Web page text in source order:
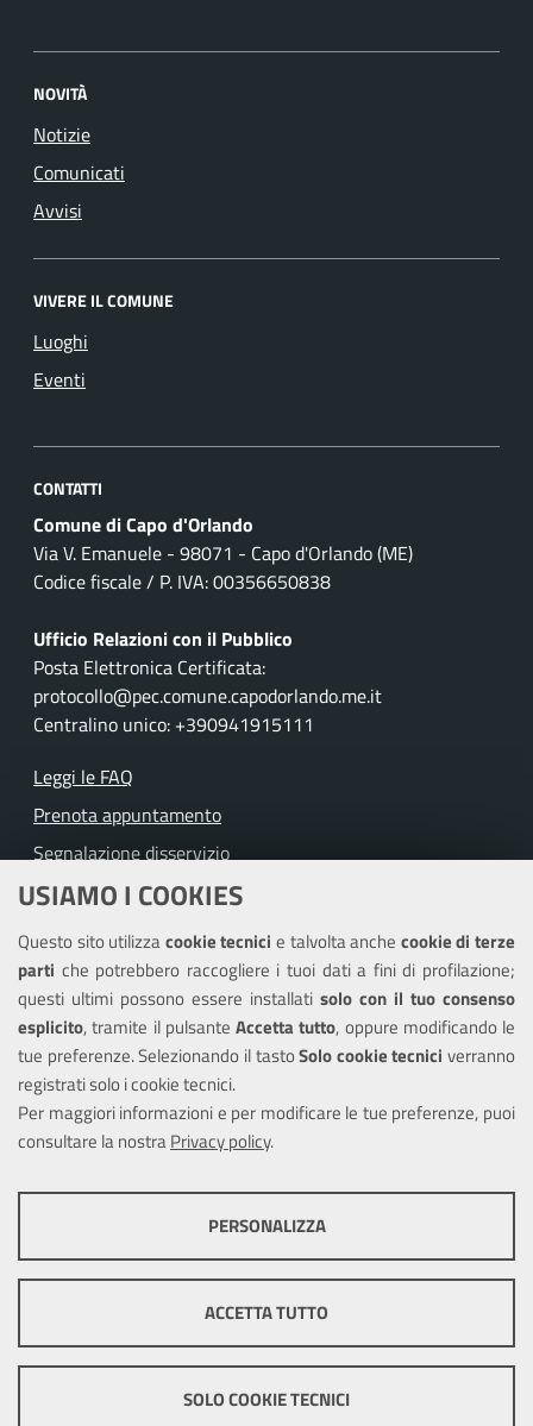
USIAMO I COOKIES
Questo sito utilizzacookie tecnicie talvolta anche cookie di terze
parti che potrebbero raccogliere i tuoi dati a fini di profilazione;
questi ultimi possono essere installati solo con il tuo consenso
esplicito, tramite il pulsante Accetta tutto, oppure modificando le
tue preferenze. Selezionando il tastoSolo cookie tecnici verranno
registrati solo i cookie tecnici.
Per maggiori informazioni e per modificare le tue preferenze, puoi
consultare la nostraPrivacy policy.
ottimale per ogni utente. Essi non raccolgono i tuoi dati e le tue
informazioni di navigazione per scopi di marketing e profilazione, e
pertanto possono essere utilizzati senza bisogno di acquisire il tuo
PERSONALIZZA
ACCETTA TUTTO
SOLO COOKIE TECNICI
NOVITÀ
Notizie
Comunicati
Avvisi
VIVERE IL COMUNE
Luoghi
Eventi
CONTATTI
Comune di Capo d'Orlando
Via V. Emanuele - 98071 - Capo d'Orlando (ME)
Codice fiscale / P. IVA: 00356650838
Ufficio Relazioni con il Pubblico
Posta Elettronica Certificata:
protocollo@pec.comune.capodorlando.me.it
Centralino unico: +390941915111
Leggi le FAQ
Prenota appuntamento
Segnalazione disservizio
Richiesta assistenza
Amministrazione trasparente
Informativa privacy
Note legali
Piano di miglioramento del sito
Dichiarazione di accessibilità
Mappa del sito Cookie policy
Sito